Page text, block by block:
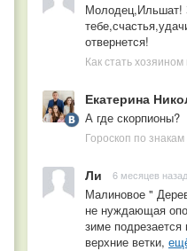
Молодец,Ильшат!
отвернется!
Как стать
Екатерина
А где скорпионы?
Гороскоп по
Ли 6 месяцев назад
Малиновое "
не нуждающая
зиме
верхние ветки,